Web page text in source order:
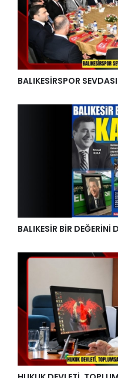
BALIKESİRSPOR
BALIKESİR BİR DEĞERİNİ